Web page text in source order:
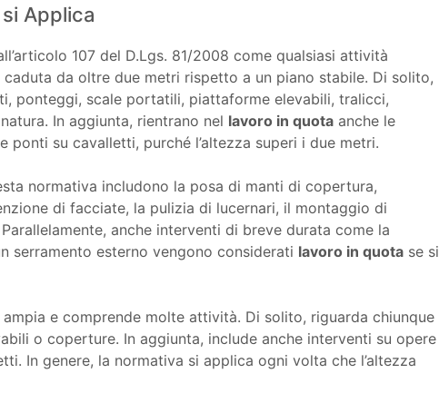
Applica
107 del D.Lgs. 81/2008 come qualsiasi attività
da oltre due metri rispetto a un piano stabile. Di solito,
ponteggi, scale portatili, piattaforme elevabili, tralicci,
In aggiunta, rientrano nel lavoro in quota anche le
su cavalletti, purché l’altezza superi i due metri.
normativa includono la posa di manti di copertura,
di facciate, la pulizia di lucernari, il montaggio di
anche interventi di breve durata come la
serramento esterno vengono considerati lavoro in quota se si
ampia e comprende molte attività. Di solito, riguarda chiunque
o coperture. In aggiunta, include anche interventi su opere
In genere, la normativa si applica ogni volta che l’altezza